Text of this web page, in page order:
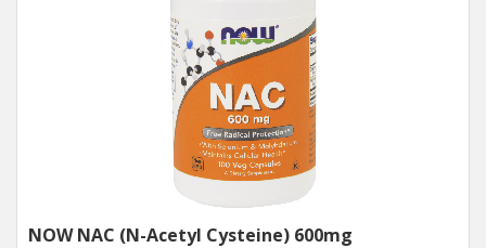
NOW NAC (N-Acetyl Cysteine) 600mg